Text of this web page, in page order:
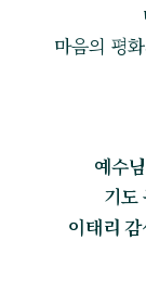
마음의 평
예수
기도
이태리